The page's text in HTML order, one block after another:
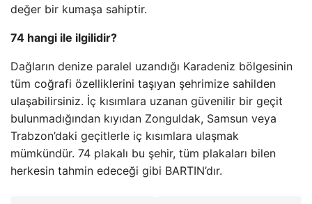
değer bir kumaşa sahiptir.
74 hangi ile ilgilidir?
Dağların denize paralel uzandığı Karadeniz bölgesinin
tüm coğrafi özelliklerini taşıyan şehrimize sahilden
ulaşabilirsiniz. İç kısımlara uzanan güvenilir bir geçit
bulunmadığından kıyıdan Zonguldak, Samsun veya
Trabzon’daki geçitlerle iç kısımlara ulaşmak
mümkündür. 74 plakalı bu şehir, tüm plakaları bilen
herkesin tahmin edeceği gibi BARTIN’dır.